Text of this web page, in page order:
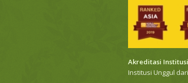
Akreditasi
Institusi Unggul